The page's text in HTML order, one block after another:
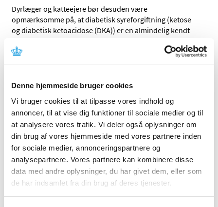
Denne hjemmeside bruger cookies
Vi bruger cookies til at tilpasse vores indhold og
annoncer, til at vise dig funktioner til sociale medier og til
at analysere vores trafik. Vi deler også oplysninger om
din brug af vores hjemmeside med vores partnere inden
for sociale medier, annonceringspartnere og
analysepartnere. Vores partnere kan kombinere disse
data med andre oplysninger, du har givet dem, eller som
de har indsamlet fra din brug af deres tjenester.
Dyrlæger og katteejere bør desuden være
opmærksomme på, at diabetisk syreforgiftning (ketose
og diabetisk ketoacidose (DKA)) er en almindelig kendt
med, om en kat, der får medicinen, efterfølgende viser
tegn på symptomer. Risikoen er størst inden for de første
de første syv dage efter behandlingsstart.
Hvis der opstår nogle af de symptomer, der fremgår af
produktinformationen, skal katten sættes i behandling
imod diabetisk syreforgiftning så hurtigt som muligt.
Senvelgo kan ikke erstatte insulin
Det er vigtig viden, at Senvelgo har en hel anden
virkningsmekanisme end insulin. Senvelgo er godkendt
til at reducere for højt blodsukker hos katte, og Senvelgo